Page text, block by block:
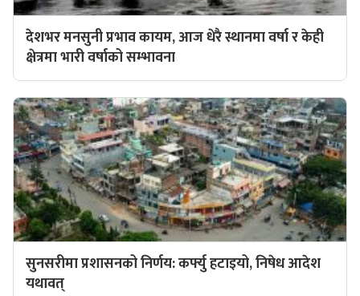
देशभर मनसुनी प्रभाव कायम, आज धेरै स्थानमा वर्षा र केही
क्षेत्रमा भारी वर्षाको सम्भावना
सुनसरीमा प्रशासनको निर्णय: कर्फ्यु हटाइयो, निषेध आदेश
यथावत्